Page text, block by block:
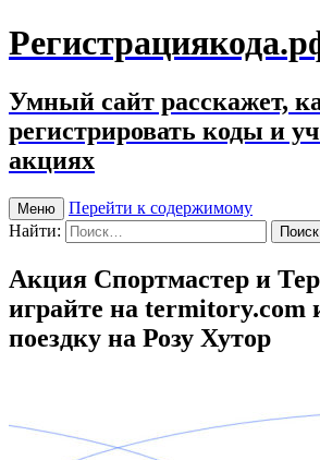
Умный сайт расскажет,
регистрировать коды и
акциях
Меню
Перейти к содержимому
Найти:
Акция Спортмастер и
играйте на termitory.com
поездку на Розу Хутор